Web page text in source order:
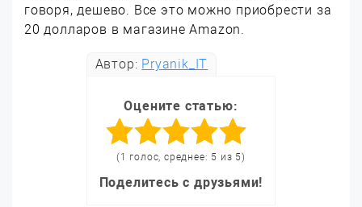
говоря, дешево. Все это можно приобрести за
20 долларов в магазине Amazon.
Автор: Pryanik_IT
Оцените статью:
(1 голос, среднее: 5 из 5)
Поделитесь с друзьями!